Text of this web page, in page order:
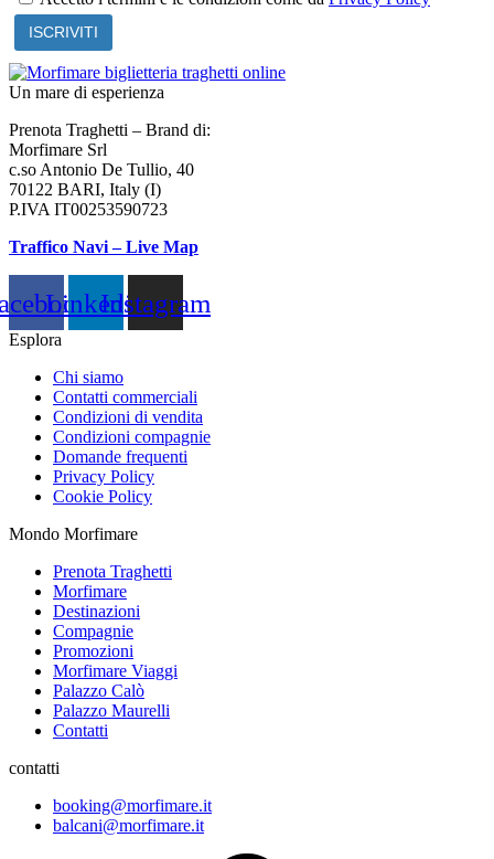
Un mare di esperienza
Prenota Traghetti – Brand di:
Morfimare Srl
c.so Antonio De Tullio, 40
70122 BARI, Italy (I)
P.IVA IT00253590723
Traffico Navi – Live Map
LinkedinInstagram
Esplora
Chi siamo
Contatti commerciali
Condizioni di vendita
Condizioni compagnie
Domande frequenti
Privacy Policy
Cookie Policy
Mondo Morfimare
Prenota Traghetti
Morfimare
Destinazioni
Compagnie
Promozioni
Morfimare Viaggi
Palazzo Calò
Palazzo Maurelli
Contatti
contatti
booking@morfimare.it
balcani@morfimare.it